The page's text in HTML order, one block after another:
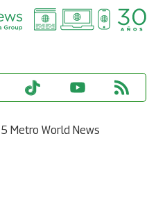
Metro World News